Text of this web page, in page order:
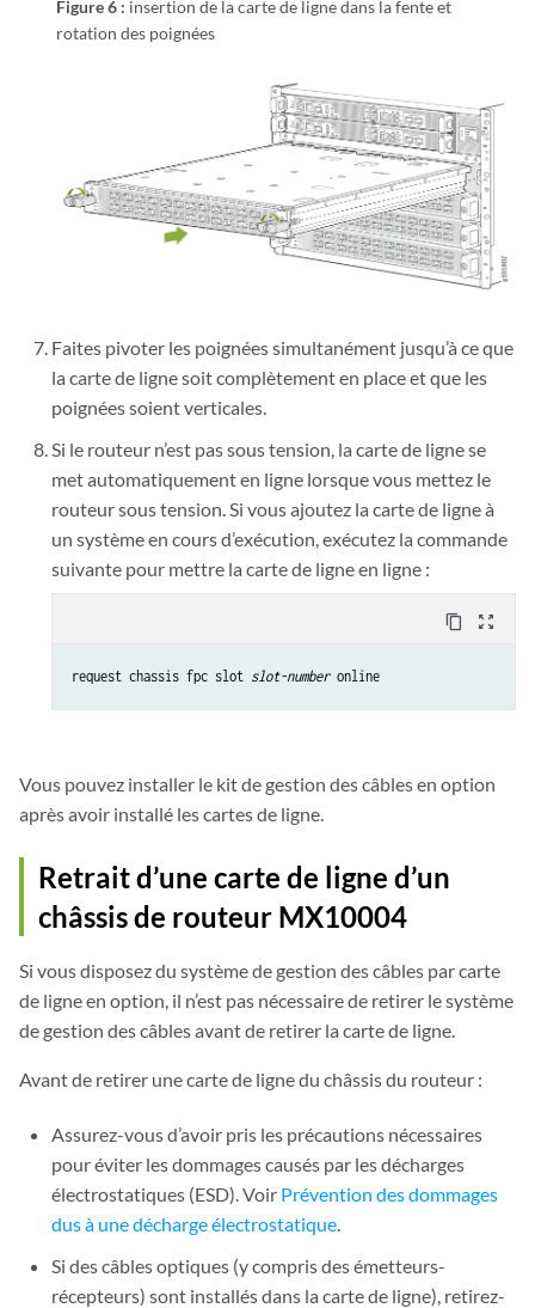
Figure 6 : insertion de la carte de ligne dans la fente et
rotation des poignées
Faites pivoter les poignées simultanément jusqu’à ce que
la carte de ligne soit complètement en place et que les
poignées soient verticales.
Si le routeur n’est pas sous tension, la carte de ligne se
met automatiquement en ligne lorsque vous mettez le
routeur sous tension. Si vous ajoutez la carte de ligne à
un système en cours d’exécution, exécutez la commande
suivante pour mettre la carte de ligne en ligne :
content_copy zoom_out_map
request chassis fpc slot slot-number online
Vous pouvez installer le kit de gestion des câbles en option
après avoir installé les cartes de ligne.
Retrait d’une carte de ligne d’un
châssis de routeur MX10004
Si vous disposez du système de gestion des câbles par carte
de ligne en option, il n’est pas nécessaire de retirer le système
de gestion des câbles avant de retirer la carte de ligne.
Avant de retirer une carte de ligne du châssis du routeur :
Assurez-vous d’avoir pris les précautions nécessaires
pour éviter les dommages causés par les décharges
électrostatiques (ESD). Voir Prévention des dommages
dus à une décharge électrostatique
Si des câbles optiques (y compris des émetteurs-
récepteurs) sont installés dans la carte de ligne), retirez-